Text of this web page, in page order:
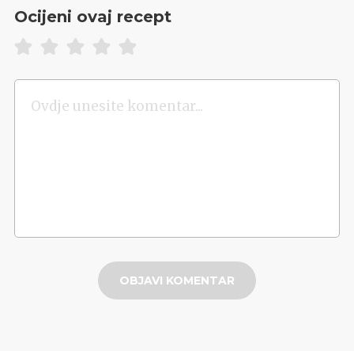
Ocijeni ovaj recept
OBJAVI KOMENTAR